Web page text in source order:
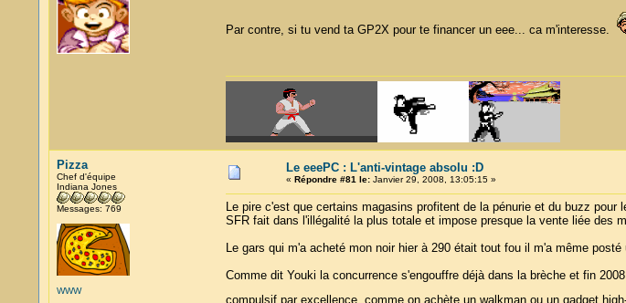
Par contre, si tu vend ta GP2X pour te financer un eee... ca m'interesse.
Pizza
Chef d'équipe
Indiana Jones
Messages: 769
WWW
Le eeePC : L'anti-vintage absolu :D
« Répondre #81 le:Janvier 29, 2008, 13:05:15 »
Le pire c'est que certains magasins profitent de la pénurie et du buzz pour
SFR fait dans l'illégalité la plus totale et impose presque la vente liée des
Le gars qui m'a acheté mon noir hier à 290 était tout fou il m'a même
Comme dit Youki la concurrence s'engouffre déjà dans la brèche et fin
compulsif par excellence, comme on achète un walkman ou un gadget